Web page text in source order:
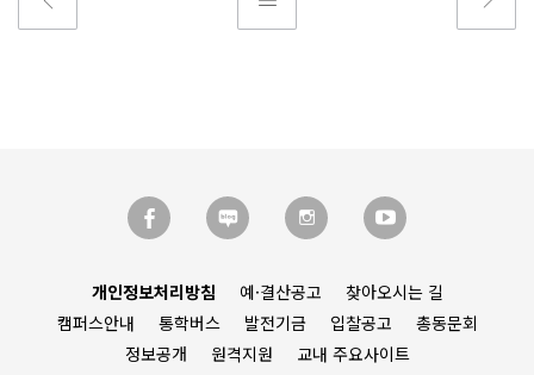
개인정보처리방침 예·결산공고
찾아오시는 길
캠퍼스안내
통학버스 발전기금 입찰공고
총동문회
정보공개
원격지원 교내 주요사이트